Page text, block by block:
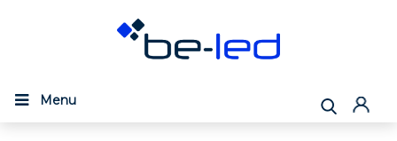
Menu